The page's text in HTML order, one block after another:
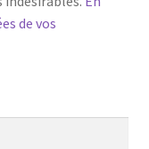
de vos